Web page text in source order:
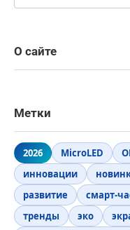
О сайте
Метки
2026 MicroLED
инновации
развитие
смарт-
тренды
эко